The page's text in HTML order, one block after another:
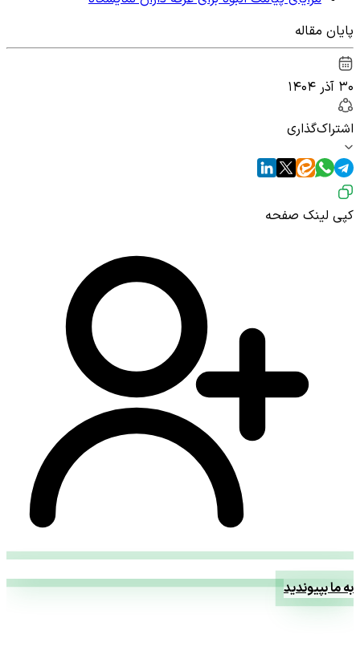
پایان مقاله
۳۰ آذر ۱۴۰۴
اشتراک‌گذاری
کپی لینک صفحه
به ما بپیوندید